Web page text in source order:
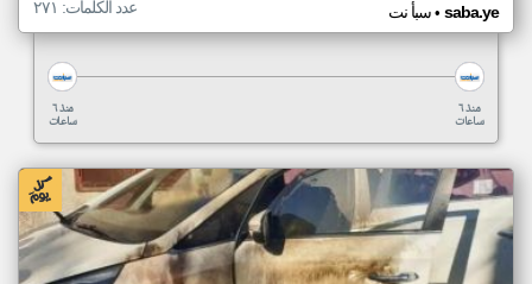
سبأ نت• saba.ye عدد الكلمات: ٢٧١
منذ ٦
ساعات
منذ ٦
ساعات